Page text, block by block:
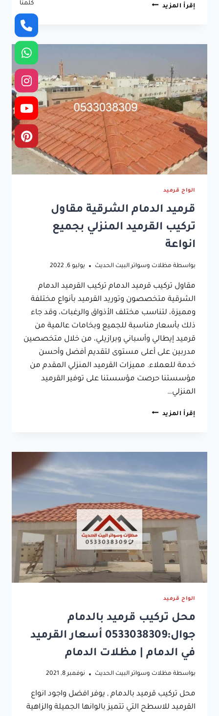
إقرأ المزيد تركيب
القرميد
الواح قرميد
قرميد الدمام الشرقية مقاول
تركيب القرميد المنزلي بجميع
انواعة
بواسطة مظلات وسواتر البيت الحديث يوليو 6, 2022
مقاول تركيب قرميد الدمام تركيب القرميد الدمام
الشرقية متخصصون وتوريد القرميد بأنواع مختلفة
ومميزة، لتناسب مختلف الأذواق والرغبات، وقد جاء
ذلك بأسعار مناسبة للجميع وبخامات عالمية من
قرميد إيطالي وأسباني وبرازيلي، من خلال متخصصين
مدربين على أعلى مستوى لتقديم أفضل وأحسن
خدمة للعملاء. مميزات القرميد المنزلي المقدم من
مؤسستنا حرصت مؤسستنا على توفير القرميد
المنزلي…
إقرأ المزيد قرميد
تركيب
المنزلي
بجميع
الواح قرميد
محل تركيب قرميد بالدمام
جوال:0533038309 أسعار القرميد
في الدمام | مظلات الدمام
بواسطة مظلات وسواتر البيت الحديث نوفمبر 8, 2021
محل تركيب قرميد بالدمام , يوفر افضل واجود انواع
القرميد للاسطح التي تتميز بالوانها الجميلة والزاهية
كلمنا